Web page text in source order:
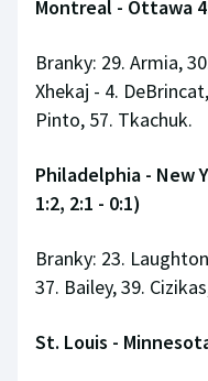
Montreal - Ottawa
Branky: 29. Armia,
Xhekaj - 4.
Pinto, 57. Tkachuk.
Philadelphia - New
1:2, 2:1 - 0:1)
Branky: 23.
37. Bailey, 39.
St. Louis -